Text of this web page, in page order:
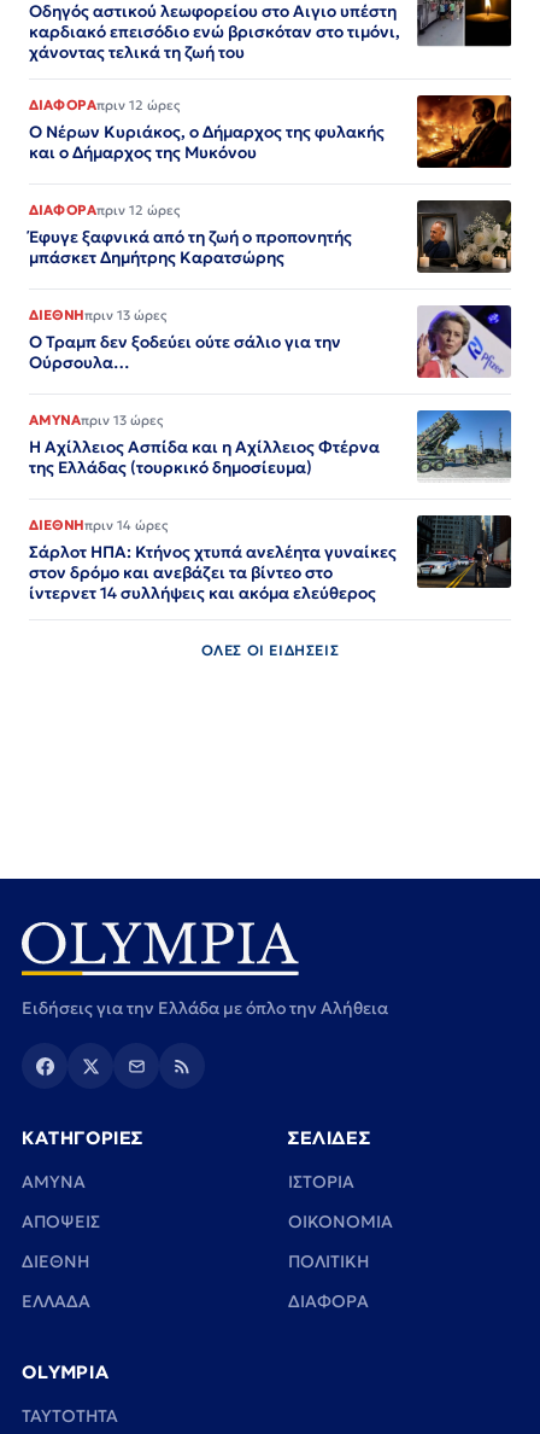
Οδηγός αστικού λεωφορείου στο Αιγιο υπέστη
καρδιακό επεισόδιο ενώ βρισκόταν στο τιμόνι,
χάνοντας τελικά τη ζωή του
ΔΙΑΦΟΡΑπριν 12 ώρες
Ο Νέρων Κυριάκος, o Δήμαρχος της φυλακής
και ο Δήμαρχος της Μυκόνου
ΔΙΑΦΟΡΑπριν 12 ώρες
Έφυγε ξαφνικά από τη ζωή ο προπονητής
μπάσκετ Δημήτρης Καρατσώρης
ΔΙΕΘΝΗπριν 13 ώρες
Ο Τραμπ δεν ξοδεύει ούτε σάλιο για την
Ούρσουλα…
ΑΜΥΝΑπριν 13 ώρες
Η Αχίλλειος Ασπίδα και η Αχίλλειος Φτέρνα
της Ελλάδας (τουρκικό δημοσίευμα)
ΔΙΕΘΝΗπριν 14 ώρες
Σάρλοτ ΗΠΑ: Κτήνος χτυπά ανελέητα γυναίκες
στον δρόμο και ανεβάζει τα βίντεο στο
ίντερνετ 14 συλλήψεις και ακόμα ελεύθερος​​​​​​​​​​​​​​​​​​​​​​​​​​​​​​​​​​​​​​​​​​​​​​​​​​
ΟΛΕΣ ΟΙ ΕΙΔΗΣΕΙΣ
Ειδήσεις για την Ελλάδα με όπλο την Αλήθεια
ΚΑΤΗΓΟΡΙΕΣ
ΑΜΥΝΑ
ΑΠΟΨΕΙΣ
ΔΙΕΘΝΗ
ΕΛΛΑΔΑ
ΣΕΛΙΔΕΣ
ΙΣΤΟΡΙΑ
ΟΙΚΟΝΟΜΙΑ
ΠΟΛΙΤΙΚΗ
ΔΙΑΦΟΡΑ
OLYMPIA
TAYTOTHTA